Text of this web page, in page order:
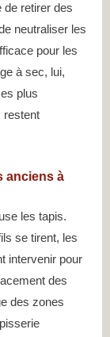
de retirer des
neutraliser les
pour les
à sec, lui,
plus
restent
anciens à
les tapis.
se tirent, les
intervenir pour
des
des zones